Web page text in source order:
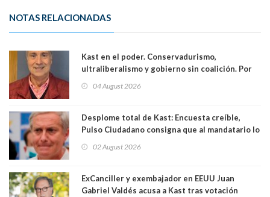
NOTAS RELACIONADAS
Kast en el poder. Conservadurismo,
ultraliberalismo y gobierno sin coalición. Por
Eduardo Saffirio S. Abogado
04 August 2026
Desplome total de Kast: Encuesta creíble,
Pulso Ciudadano consigna que al mandatario lo
aprueban apenas 25,6%, llegando casi a lo que
sacó en primera vuelta. Rechazo es de 58.9% y
64.8%
02 August 2026
ExCanciller y exembajador en EEUU Juan
Gabriel Valdés acusa a Kast tras votación